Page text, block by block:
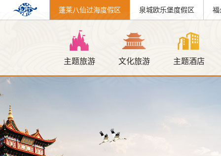
蓬莱八仙过海度假区 泉城欧乐堡度假区 福
主题旅游 文化旅游 主题酒店